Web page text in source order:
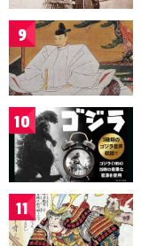
9
10
11